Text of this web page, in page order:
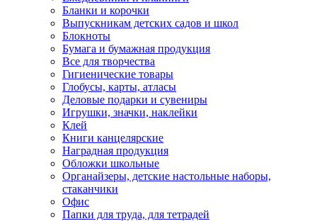
Бланки и корочки
Выпускникам детских садов и школ
Блокноты
Бумага и бумажная продукция
Все для творчества
Гигиенические товары
Глобусы, карты, атласы
Деловые подарки и сувениры
Игрушки, значки, наклейки
Клей
Книги канцелярские
Наградная продукция
Обложки школьные
Органайзеры, детские настольные наборы,
стаканчики
Офис
Папки для труда, для тетрадей